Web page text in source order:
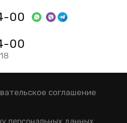
00
00
соглашение